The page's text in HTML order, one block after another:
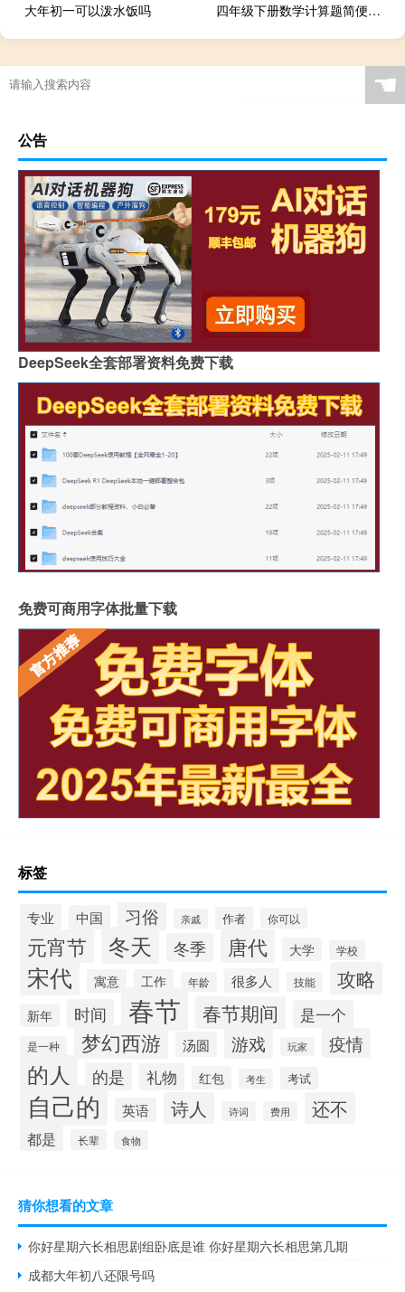
大年初一可以泼水饭吗 四年级下册数学计算题简便计算带答案图片（四年级下册数学计算题简便计算）
☚
公告
DeepSeek全套部署资料免费下载
免费可商用字体批量下载
标签
专业 中国 习俗 亲戚 作者 你可以
元宵节 冬天 冬季 唐代 大学 学校
宋代 寓意 工作 年龄 很多人 技能 攻略
新年 时间 春节 春节期间 是一个
是一种 梦幻西游 汤圆 游戏 玩家 疫情
的人 的是 礼物 红包 考生 考试
自己的 英语 诗人 诗词 费用 还不
都是 长辈 食物
猜你想看的文章
你好星期六长相思剧组卧底是谁 你好星期六长相思第几期
成都大年初八还限号吗